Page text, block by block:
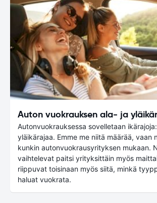
Auton vuokrauksen ala- ja
Autonvuokrauksessa sovelletaan
yläikärajaa. Emme me niitä määrää, vaan
kunkin autonvuokrausyrityksen mukaan.
vaihtelevat paitsi yrityksittäin myös
riippuvat toisinaan myös siitä, minkä
haluat vuokrata.